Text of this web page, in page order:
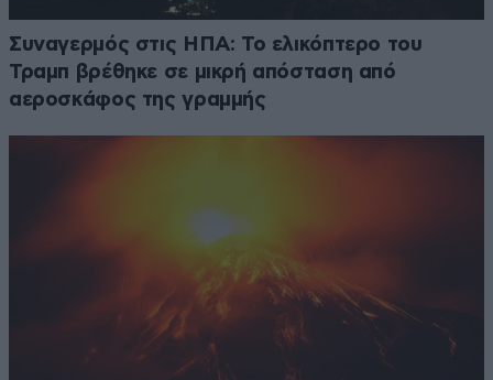
Συναγερμός στις ΗΠΑ: Το ελικόπτερο του
Τραμπ βρέθηκε σε μικρή απόσταση από
αεροσκάφος της γραμμής